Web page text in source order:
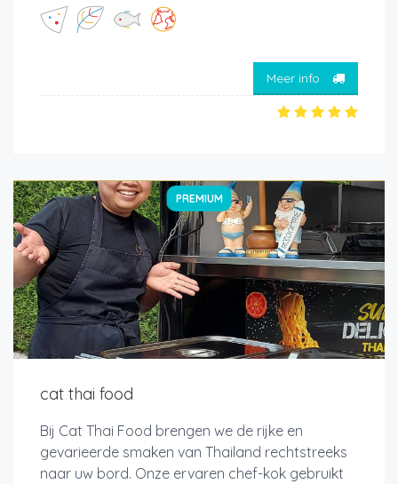
Meer info
PREMIUM
cat thai food
Bij Cat Thai Food brengen we de rijke en
gevarieerde smaken van Thailand rechtstreeks
naar uw bord. Onze ervaren chef-kok gebruikt